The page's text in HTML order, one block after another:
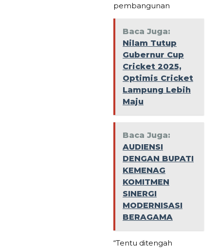
pembangunan
Baca Juga:
Nilam Tutup
Gubernur Cup
Cricket 2025,
Optimis Cricket
Lampung Lebih
Maju
Baca Juga:
AUDIENSI
DENGAN BUPATI
KEMENAG
KOMITMEN
SINERGI
MODERNISASI
BERAGAMA
“Tentu ditengah